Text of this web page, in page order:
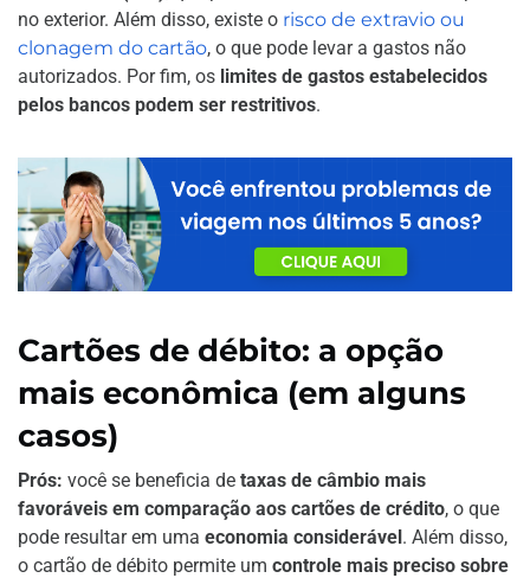
no exterior. Além disso, existe o risco de extravio ou
clonagem do cartão, o que pode levar a gastos não
autorizados. Por fim, os limites de gastos estabelecidos
pelos bancos podem ser restritivos.
Cartões de débito: a opção
mais econômica (em alguns
casos)
Prós: você se beneficia de taxas de câmbio mais
favoráveis em comparação aos cartões de crédito, o que
pode resultar em uma economia considerável. Além disso,
o cartão de débito permite um controle mais preciso sobre